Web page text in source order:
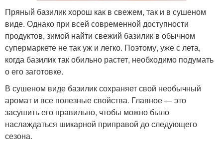
Пряный базилик хорош как в свежем, так и в сушеном
виде. Однако при всей современной доступности
продуктов, зимой найти свежий базилик в обычном
супермаркете не так уж и легко. Поэтому, уже с лета,
когда базилик так обильно растет, необходимо подумать
о его заготовке.
В сушеном виде базилик сохраняет свой необычный
аромат и все полезные свойства. Главное — это
засушить его правильно, чтобы можно было
наслаждаться шикарной приправой до следующего
сезона.